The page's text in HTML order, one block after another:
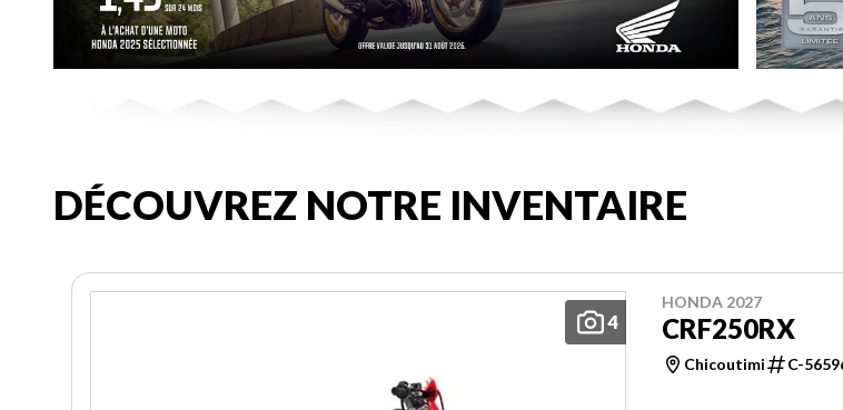
DÉCOUVREZ NOTRE INVENTAIRE
4
HONDA 2027
CRF250RX
Chicoutimi C-